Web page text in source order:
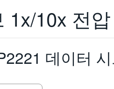
1x/10x 전
데이터